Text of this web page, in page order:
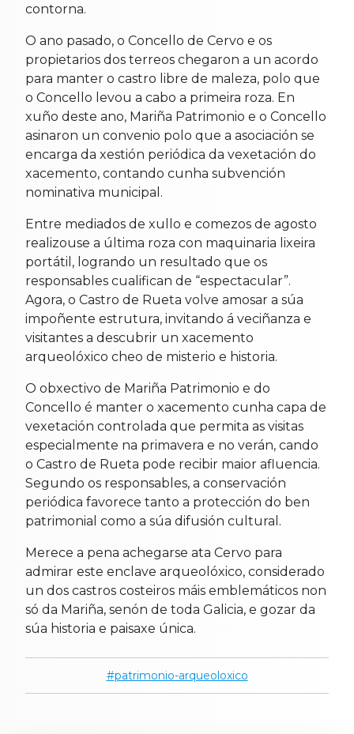
contorna.
O ano pasado, o Concello de Cervo e os
propietarios dos terreos chegaron a un acordo
para manter o castro libre de maleza, polo que
o Concello levou a cabo a primeira roza. En
xuño deste ano, Mariña Patrimonio e o Concello
asinaron un convenio polo que a asociación se
encarga da xestión periódica da vexetación do
xacemento, contando cunha subvención
nominativa municipal.
Entre mediados de xullo e comezos de agosto
realizouse a última roza con maquinaria lixeira
portátil, logrando un resultado que os
responsables cualifican de “espectacular”.
Agora, o Castro de Rueta volve amosar a súa
impoñente estrutura, invitando á veciñanza e
visitantes a descubrir un xacemento
arqueolóxico cheo de misterio e historia.
O obxectivo de Mariña Patrimonio e do
Concello é manter o xacemento cunha capa de
vexetación controlada que permita as visitas
especialmente na primavera e no verán, cando
o Castro de Rueta pode recibir maior afluencia.
Segundo os responsables, a conservación
periódica favorece tanto a protección do ben
patrimonial como a súa difusión cultural.
Merece a pena achegarse ata Cervo para
admirar este enclave arqueolóxico, considerado
un dos castros costeiros máis emblemáticos non
só da Mariña, senón de toda Galicia, e gozar da
súa historia e paisaxe única.
patrimonio-arqueoloxico